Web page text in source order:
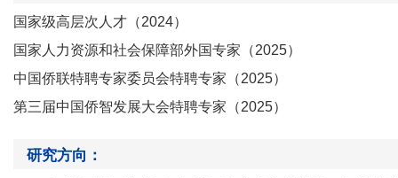
国家级高层次人才（2024）
国家人力资源和社会保障部外国专家（2025）
中国侨联特聘专家委员会特聘专家（2025）
第三届中国侨智发展大会特聘专家（2025）
研究方向：